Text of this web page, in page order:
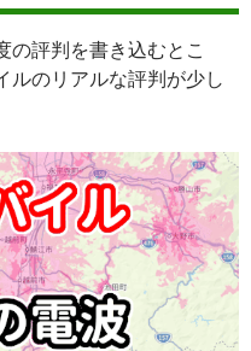
の評判を書き込むとこ
ルのリアルな評判が少し